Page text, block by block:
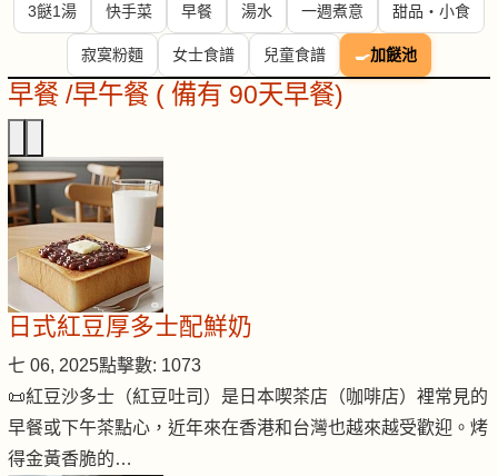
3餸1湯 快手菜 早餐 湯水 一週煮意 甜品・小食
寂寞粉麵 女士食譜 兒童食譜 🍳加餸池
早餐 /早午餐 ( 備有 90天早餐)
日式紅豆厚多士配鮮奶
七 06, 2025點擊數: 1073
📜紅豆沙多士（紅豆吐司）是日本喫茶店（咖啡店）裡常見的
早餐或下午茶點心，近年來在香港和台灣也越來越受歡迎。烤
得金黃香脆的…